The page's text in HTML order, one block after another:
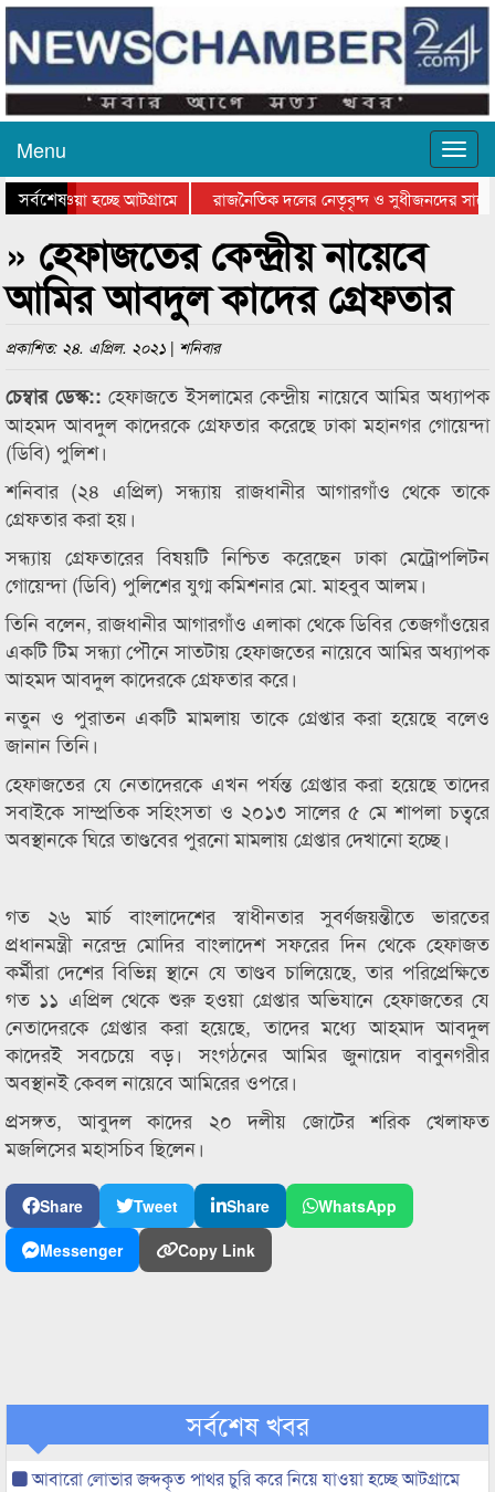
Menu
সর্বশেষ
যাওয়া হচ্ছে আটগ্রামে
রাজনৈতিক দলের নেতৃবৃন্দ ও সুধীজনদের সাথে
সিলেটে বাংলাদেশ গ্রুপ থিয়েটার
» হেফাজতের কেন্দ্রীয় নায়েবে
আমির আবদুল কাদের গ্রেফতার
প্রকাশিত: ২৪. এপ্রিল. ২০২১ | শনিবার
চেম্বার ডেস্ক::হেফাজতে ইসলামের কেন্দ্রীয় নায়েবে আমির অধ্যাপক
আহমদ আবদুল কাদেরকে গ্রেফতার করেছে ঢাকা মহানগর গোয়েন্দা
(ডিবি) পুলিশ।
শনিবার (২৪ এপ্রিল) সন্ধ্যায় রাজধানীর আগারগাঁও থেকে তাকে
গ্রেফতার করা হয়।
সন্ধ্যায় গ্রেফতারের বিষয়টি নিশ্চিত করেছেন ঢাকা মেট্রোপলিটন
গোয়েন্দা (ডিবি) পুলিশের যুগ্ম কমিশনার মো. মাহবুব আলম।
তিনি বলেন, রাজধানীর আগারগাঁও এলাকা থেকে ডিবির তেজগাঁওয়ের
একটি টিম সন্ধ্যা পৌনে সাতটায় হেফাজতের নায়েবে আমির অধ্যাপক
আহমদ আবদুল কাদেরকে গ্রেফতার করে।
নতুন ও পুরাতন একটি মামলায় তাকে গ্রেপ্তার করা হয়েছে বলেও
জানান তিনি।
হেফাজতের যে নেতাদেরকে এখন পর্যন্ত গ্রেপ্তার করা হয়েছে তাদের
সবাইকে সাম্প্রতিক সহিংসতা ও ২০১৩ সালের ৫ মে শাপলা চত্বরে
অবস্থানকে ঘিরে তাণ্ডবের পুরনো মামলায় গ্রেপ্তার দেখানো হচ্ছে।
গত ২৬ মার্চ বাংলাদেশের স্বাধীনতার সুবর্ণজয়ন্তীতে ভারতের
প্রধানমন্ত্রী নরেন্দ্র মোদির বাংলাদেশ সফরের দিন থেকে হেফাজত
কর্মীরা দেশের বিভিন্ন স্থানে যে তাণ্ডব চালিয়েছে, তার পরিপ্রেক্ষিতে
গত ১১ এপ্রিল থেকে শুরু হওয়া গ্রেপ্তার অভিযানে হেফাজতের যে
নেতাদেরকে গ্রেপ্তার করা হয়েছে, তাদের মধ্যে আহমাদ আবদুল
কাদেরই সবচেয়ে বড়। সংগঠনের আমির জুনায়েদ বাবুনগরীর
অবস্থানই কেবল নায়েবে আমিরের ওপরে।
প্রসঙ্গত, আবুদল কাদের ২০ দলীয় জোটের শরিক খেলাফত
মজলিসের মহাসচিব ছিলেন।
Share Tweet Share
WhatsApp
Messenger
Copy Link
সর্বশেষ খবর
আবারো লোভার জব্দকৃত পাথর চুরি করে নিয়ে যাওয়া হচ্ছে আটগ্রামে